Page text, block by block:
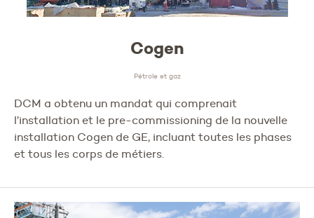
Cogen
Pétrole et gaz
DCM a obtenu un mandat qui comprenait
l’installation et le pre-commissioning de la nouvelle
installation Cogen de GE, incluant toutes les phases
et tous les corps de métiers.